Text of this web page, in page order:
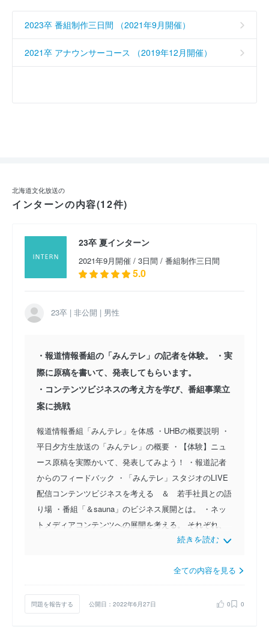
2023卒 番組制作三日間 （2021年9月開催）
2021卒 アナウンサーコース （2019年12月開催）
北海道文化放送の
インターンの内容(12件)
23卒 夏インターン
2021年9月開催 / 3日間 / 番組制作三日間
5.0
23卒 | 非公開 | 男性
・報道情報番組の「みんテレ」の記者を体験。 ・実
際に原稿を書いて、発表してもらいます。
・コンテンツビジネスの考え方を学び、番組事業立
案に挑戦
報道情報番組「みんテレ」を体感 ・UHBの概要説明 ・
平日夕方生放送の「みんテレ」の概要 ・【体験】ニュ
ース原稿を実際かいて、発表してみよう！ ・報道記者
からのフィードバック ・「みんテレ」スタジオのLIVE
配信コンテンツビジネスを考える ＆ 若手社員との語
り場 ・番組「＆sauna」のビジネス展開とは。 ・ネッ
トメディアコンテンツへの展開を考える。 それぞれ、
担当の社員と一緒にワークグループワークで、番組事業
課題を見つけ、解決策を発表した。私のグループでは学
力の低さを課題にし、テレビ局がより学校教育に関わる
機会の創出プランを考えた。
続きを読む
全ての内容を見る
問題を報告する 公開日：2022年6月27日 0 0